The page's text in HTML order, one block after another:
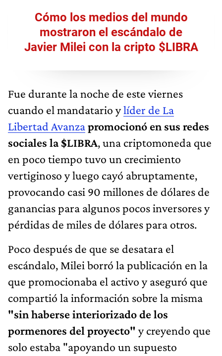
Cómo los medios del mundo
mostraron el escándalo de
Javier Milei con la cripto $LIBRA
Fue durante la noche de este viernes
cuando el mandatario ylíder de La
Libertad Avanzapromocionó en sus redes
sociales la $LIBRA, una criptomoneda que
en poco tiempo tuvo un crecimiento
vertiginoso y luego cayó abruptamente,
provocando casi 90 millones de dólares de
ganancias para algunos pocos inversores y
pérdidas de miles de dólares para otros.
Poco después de que se desatara el
escándalo, Milei borró la publicación en la
que promocionaba el activo y aseguró que
compartió la información sobre la misma
"sin haberse interiorizado de los
pormenores del proyecto" y creyendo que
solo estaba "apoyando un supuesto